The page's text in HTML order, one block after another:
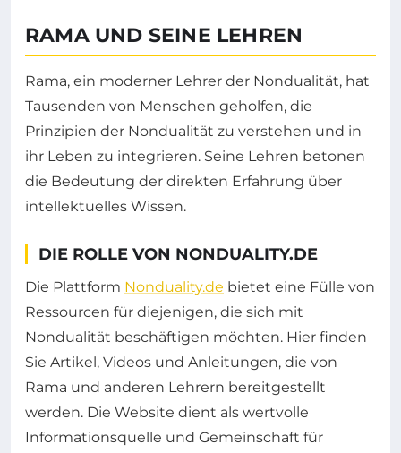
RAMA UND SEINE LEHREN
Rama, ein moderner Lehrer der Nondualität, hat
Tausenden von Menschen geholfen, die
Prinzipien der Nondualität zu verstehen und in
ihr Leben zu integrieren. Seine Lehren betonen
die Bedeutung der direkten Erfahrung über
intellektuelles Wissen.
DIE ROLLE VON NONDUALITY.DE
Die Plattform Nonduality.de bietet eine Fülle von
Ressourcen für diejenigen, die sich mit
Nondualität beschäftigen möchten. Hier finden
Sie Artikel, Videos und Anleitungen, die von
Rama und anderen Lehrern bereitgestellt
werden. Die Website dient als wertvolle
Informationsquelle und Gemeinschaft für